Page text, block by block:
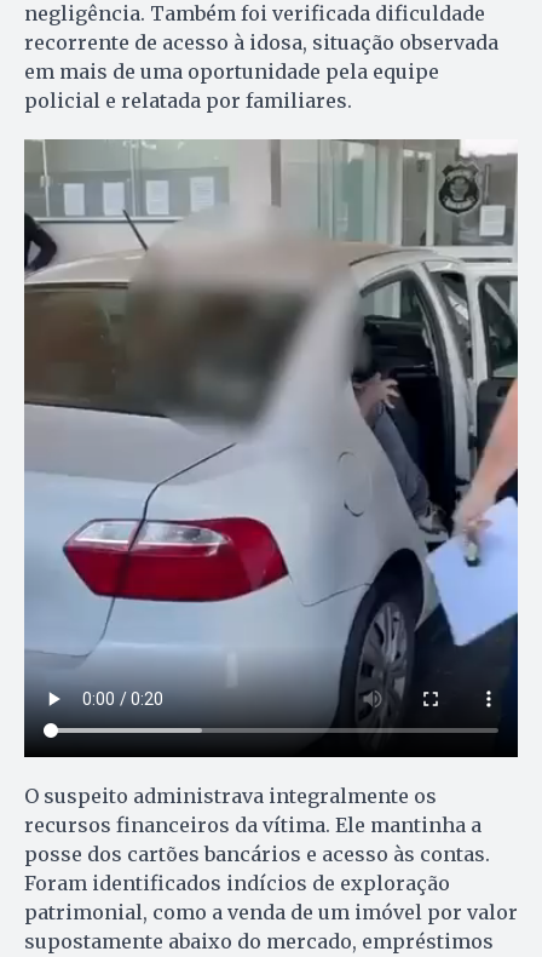
negligência. Também foi verificada dificuldade
recorrente de acesso à idosa, situação observada
em mais de uma oportunidade pela equipe
policial e relatada por familiares.
O suspeito administrava integralmente os
recursos financeiros da vítima. Ele mantinha a
posse dos cartões bancários e acesso às contas.
Foram identificados indícios de exploração
patrimonial, como a venda de um imóvel por valor
supostamente abaixo do mercado, empréstimos